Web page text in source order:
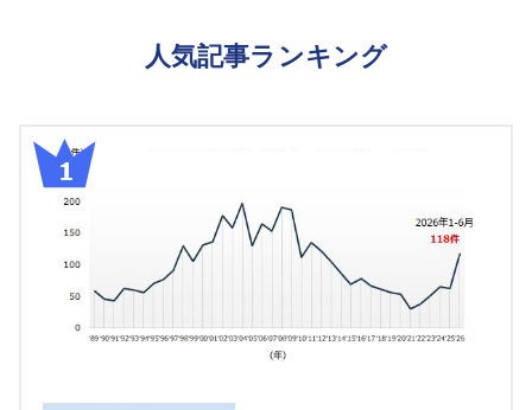
人気記事ランキング